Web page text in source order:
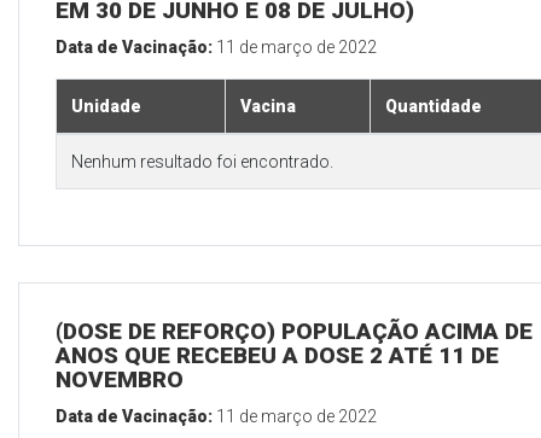
EM 30 DE JUNHO E 08 DE JULHO)
Data de Vacinação: 11 de março de 2022
Unidade Vacina Quantidade
Nenhum resultado foi encontrado.
(DOSE DE REFORÇO) POPULAÇÃO ACIMA DE
ANOS QUE RECEBEU A DOSE 2 ATÉ 11 DE
NOVEMBRO
Data de Vacinação: 11 de março de 2022